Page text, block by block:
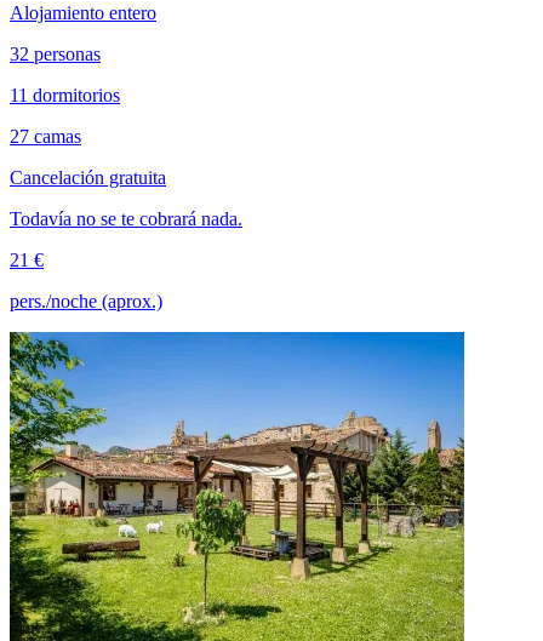
Alojamiento entero
32 personas
11 dormitorios
27 camas
Cancelación gratuita
Todavía no se te cobrará nada.
21 €
pers./noche (aprox.)